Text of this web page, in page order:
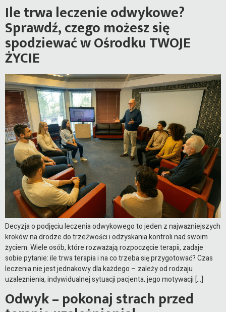
Ile trwa leczenie odwykowe?
Sprawdź, czego możesz się
spodziewać w Ośrodku TWOJE
ŻYCIE
Decyzja o podjęciu leczenia odwykowego to jeden z najważniejszych
kroków na drodze do trzeźwości i odzyskania kontroli nad swoim
życiem. Wiele osób, które rozważają rozpoczęcie terapii, zadaje
sobie pytanie: ile trwa terapia i na co trzeba się przygotować? Czas
leczenia nie jest jednakowy dla każdego – zależy od rodzaju
uzależnienia, indywidualnej sytuacji pacjenta, jego motywacji […]
Odwyk – pokonaj strach przed